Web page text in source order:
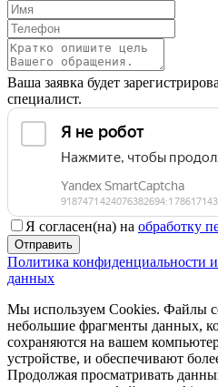
Ваша заявка будет
специалист.
Я согласен(на) на обработку
Отправить
Политика конфиденциальности
данных
Мы используем Cookies. Файлы
небольшие фрагменты данных,
сохраняются на вашем
устройстве, и обеспечивают
Продолжая просматривать